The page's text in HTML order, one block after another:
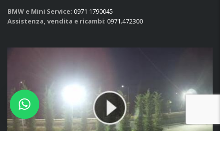
BMW e Mini Service: 0971 1790045
Assistenza, vendita e ricambi: 0971.472300